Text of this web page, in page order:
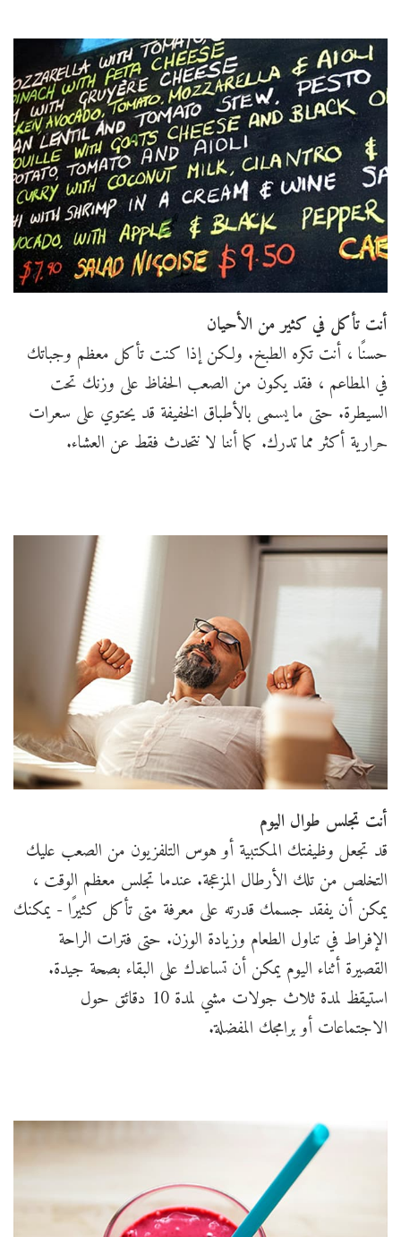
أنت تأكل في كثير من الأحيان
حسنًا ، أنت تكره الطبخ. ولكن إذا كنت تأكل معظم وجباتك
في المطاعم ، فقد يكون من الصعب الحفاظ على وزنك تحت
السيطرة. حتى ما يسمى بالأطباق الخفيفة قد يحتوي على سعرات
حرارية أكثر مما تدرك. كما أننا لا نتحدث فقط عن العشاء.
أنت تجلس طوال اليوم
قد تجعل وظيفتك المكتبية أو هوس التلفزيون من الصعب عليك
التخلص من تلك الأرطال المزعجة. عندما تجلس معظم الوقت ،
يمكن أن يفقد جسمك قدرته على معرفة متى تأكل كثيرًا - يمكنك
الإفراط في تناول الطعام وزيادة الوزن. حتى فترات الراحة
القصيرة أثناء اليوم يمكن أن تساعدك على البقاء بصحة جيدة.
استيقظ لمدة ثلاث جولات مشي لمدة 10 دقائق حول
الاجتماعات أو برامجك المفضلة.